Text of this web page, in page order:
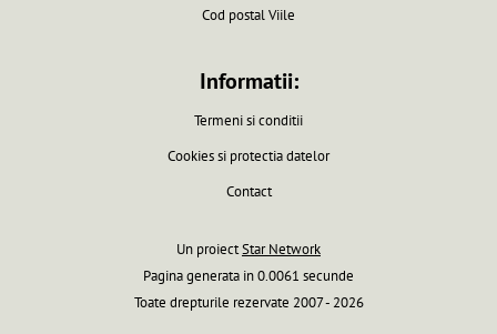
Cod postal Viile
Informatii:
Termeni si conditii
Cookies si protectia datelor
Contact
Un proiectStar Network
Pagina generata in 0.0061 secunde
Toate drepturile rezervate 2007 - 2026